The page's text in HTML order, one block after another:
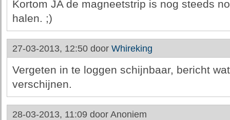
Kortom JA de magneetstrip is nog steeds
halen. ;)
27-03-2013, 12:50 door Whireking
Vergeten in te loggen schijnbaar, bericht
verschijnen.
28-03-2013, 11:09 door Anoniem